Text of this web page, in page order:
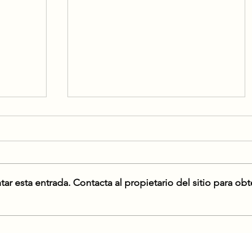
Hormigón Estampado: Una
esta entrada. Contacta al propietario del sitio para